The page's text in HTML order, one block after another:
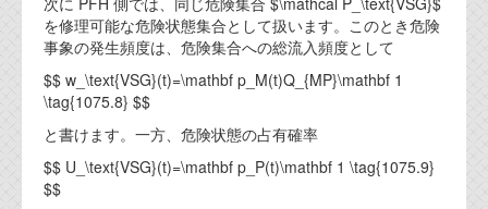
を修理可能な危険状態集合として扱います。このとき危険
事象の発生頻度は、危険集合への総流入頻度として
$$ w_\text{VSG}(t)=\mathbf p_M(t)Q_{MP}\mathbf 1
\tag{1075.8} $$
と書けます。一方、危険状態の占有確率
$$ U_\text{VSG}(t)=\mathbf p_P(t)\mathbf 1 \tag{1075.9}
$$